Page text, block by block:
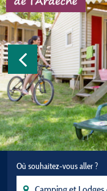
Où souhaitez-vous aller ?